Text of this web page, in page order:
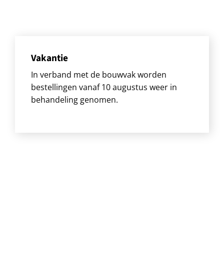
Vakantie
In verband met de bouwvak worden
bestellingen vanaf 10 augustus weer in
behandeling genomen.